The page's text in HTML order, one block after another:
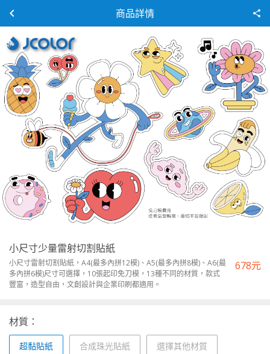
商品詳情
小尺寸少量雷射切割貼紙
小尺寸雷射切割貼紙，A4(最多內拼12模)、A5(最多內拼8模)、A6(最
多內拼6模)尺寸可選擇，10張起印免刀模，13種不同的材質，款式
豐富，造型自由，文創設計與企業印刷都適用。
678元
材質：
超黏貼紙 合成珠光貼紙 選擇其他材質